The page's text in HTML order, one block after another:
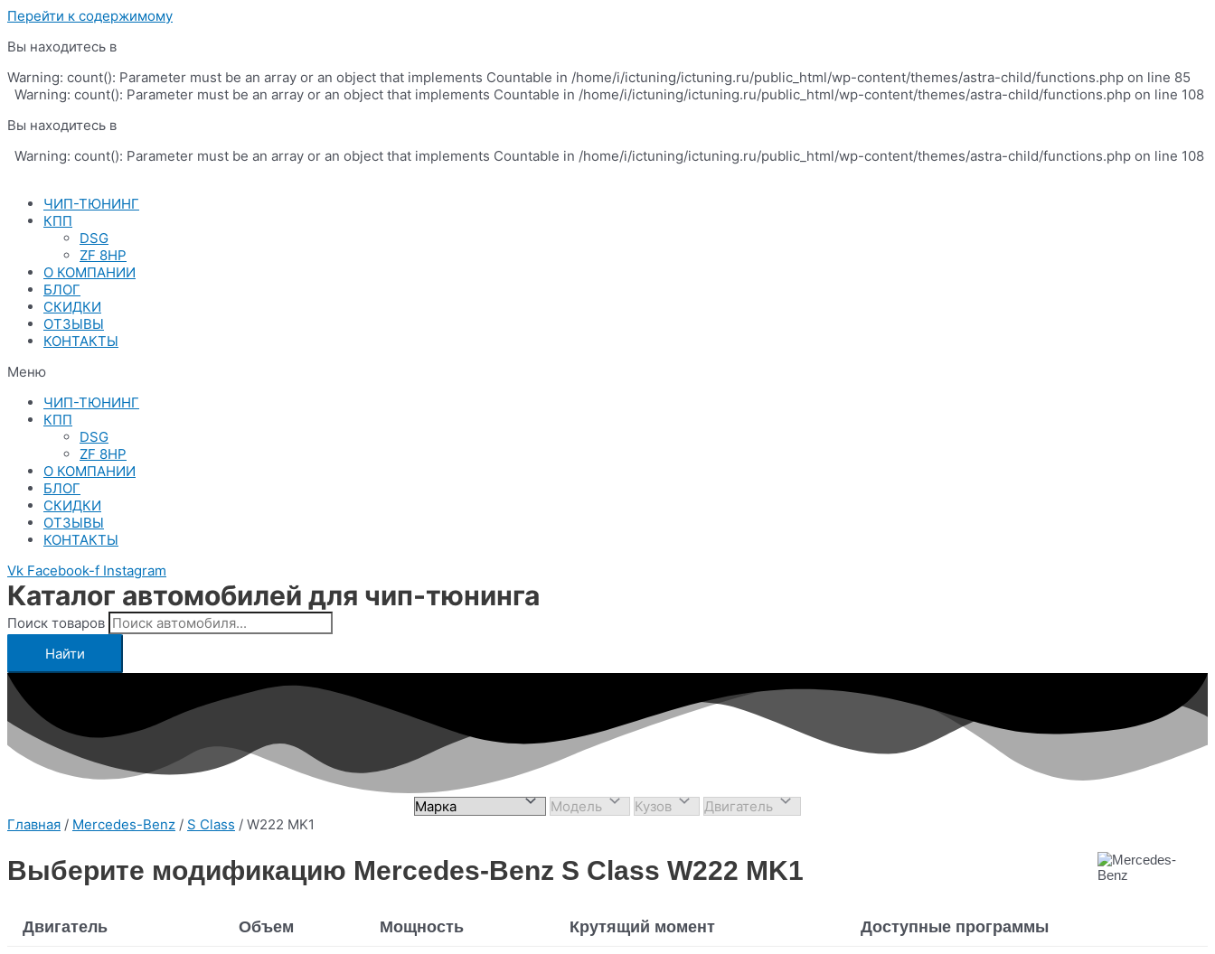
Перейти к содержимому
Вы находитесь в
Warning: count(): Parameter must be an array or an object that implements Countable in /home/i/ictuning/ictuning.ru/public_html/wp-content/themes/astra-child/functions.php on line 85
Warning: count(): Parameter must be an array or an object that implements Countable in /home/i/ictuning/ictuning.ru/public_html/wp-content/themes/astra-child/functions.php on line 108
Вы находитесь в
Warning: count(): Parameter must be an array or an object that implements Countable in /home/i/ictuning/ictuning.ru/public_html/wp-content/themes/astra-child/functions.php on line 108
ЧИП-ТЮНИНГ
КПП
DSG
ZF 8HP
О КОМПАНИИ
БЛОГ
СКИДКИ
ОТЗЫВЫ
КОНТАКТЫ
Меню
ЧИП-ТЮНИНГ
КПП
DSG
ZF 8HP
О КОМПАНИИ
БЛОГ
СКИДКИ
ОТЗЫВЫ
КОНТАКТЫ
Vk Facebook-f Instagram
Каталог автомобилей для чип-тюнинга
Поиск товаров
Найти
Главная / Mercedes-Benz / S Class / W222 MK1
Выберите модификацию Mercedes-Benz S Class W222 MK1
Двигатель Объем Мощность Крутящий момент Доступные программы